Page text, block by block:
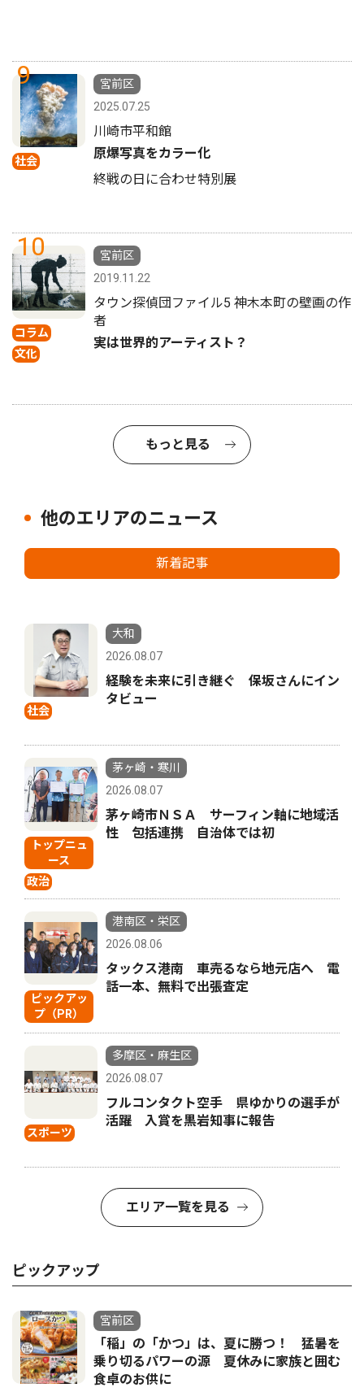
9
社会
宮前区
2025.07.25
川崎市平和館
原爆写真をカラー化
終戦の日に合わせ特別展
10
コラム
文化
宮前区
2019.11.22
タウン探偵団ファイル5 神木本町の壁画の作
者
実は世界的アーティスト？
もっと見る
他のエリアのニュース
新着記事
社会
大和
2026.08.07
経験を未来に引き継ぐ 保坂さんにイン
タビュー
トップニュ
ース
政治
茅ヶ崎・寒川
2026.08.07
茅ヶ崎市ＮＳＡ サーフィン軸に地域活
性 包括連携 自治体では初
ピックアッ
プ（PR）
港南区・栄区
2026.08.06
タックス港南 車売るなら地元店へ 電
話一本、無料で出張査定
スポーツ
多摩区・麻生区
2026.08.07
フルコンタクト空手 県ゆかりの選手が
活躍 入賞を黒岩知事に報告
エリア一覧を見る
ピックアップ
宮前区
「稲」の「かつ」は、夏に勝つ！ 猛暑を
乗り切るパワーの源 夏休みに家族と囲む
食卓のお供に